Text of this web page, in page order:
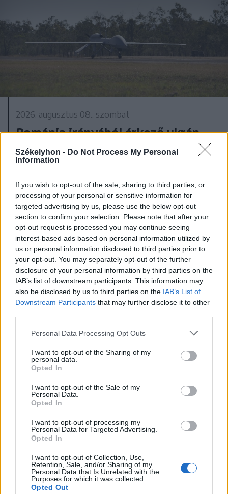
Székelyhon - Do Not Process My Personal
Information
If you wish to opt-out of the sale, sharing to third parties, or
processing of your personal or sensitive information for
targeted advertising by us, please use the below opt-out
section to confirm your selection. Please note that after your
opt-out request is processed you may continue seeing
interest-based ads based on personal information utilized by
us or personal information disclosed to third parties prior to
your opt-out. You may separately opt-out of the further
disclosure of your personal information by third parties on the
IAB’s list of downstream participants. This information may
also be disclosed by us to third parties on the IAB’s List of
Downstream Participants that may further disclose it to other
Personal Data Processing Opt Outs
I want to opt-out of the Sharing of my
personal data.
Opted In
I want to opt-out of the Sale of my
Personal Data.
Opted In
I want to opt-out of processing my
Personal Data for Targeted Advertising.
Opted In
I want to opt-out of Collection, Use,
Retention, Sale, and/or Sharing of my
Personal Data that Is Unrelated with the
Purposes for which it was collected.
Opted Out
2026. augusztus 08., szombat
Románia irányából érkező ukrán
csalidrón robbant fel Bulgáriában –
frissítve
2026. augusztus 08., szombat
Vaddisznó szaladt le a budapesti
metróba, felszállt az egyik kocsira,
majd kilőtték – videóval